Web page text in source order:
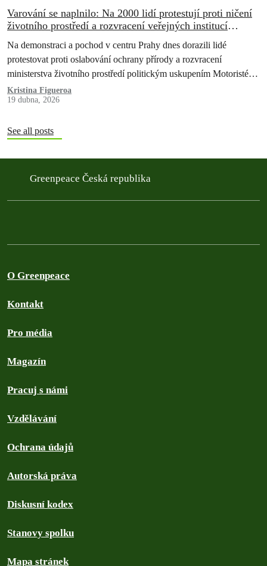
Varování se naplnilo: Na 2000 lidí protestují proti ničení
životního prostředí a rozvracení veřejných institucí
Na demonstraci a pochod v centru Prahy dnes dorazili lidé
protestovat proti oslabování ochrany přírody a rozvracení
ministerstva životního prostředí politickým uskupením Motoristé
sobě.
Kristina Figueroa
19 dubna, 2026
See all posts
Greenpeace Česká republika
O Greenpeace
Kontakt
Pro média
Magazín
Pracuj s námi
Vzdělávání
Ochrana údajů
Autorská práva
Diskusní kodex
Stanovy spolku
Mapa stránek